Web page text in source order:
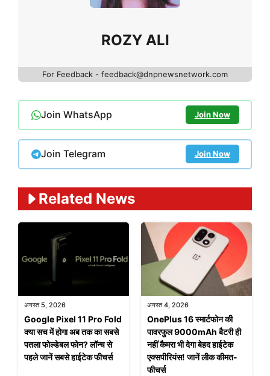
ROZY ALI
For Feedback - feedback@dnpnewsnetwork.com
Join WhatsApp Join Now
Join Telegram Join Now
Related News
अगस्त 5, 2026
Google Pixel 11 Pro Fold
क्या सच में होगा अब तक का सबसे
पतला फोल्डेबल फोन? लॉन्च से
पहले जानें सबसे हाईटेक फीचर्स
अगस्त 4, 2026
OnePlus 16 स्मार्टफोन की
पावरफुल 9000mAh बैटरी ही
नहीं कैमरा भी देगा बेहद हाईटेक
एक्सपीरियंस! जानें लीक कीमत-
फीचर्स